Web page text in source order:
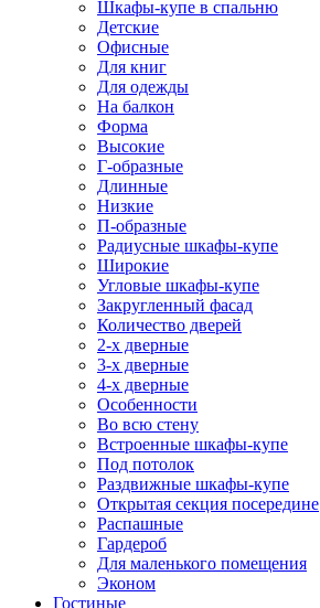
Шкафы-купе в спальню
Детские
Офисные
Для книг
Для одежды
На балкон
Форма
Высокие
Г-образные
Длинные
Низкие
П-образные
Радиусные шкафы-купе
Широкие
Угловые шкафы-купе
Закругленный фасад
Количество дверей
2-х дверные
3-х дверные
4-х дверные
Особенности
Во всю стену
Встроенные шкафы-купе
Под потолок
Раздвижные шкафы-купе
Открытая секция посередине
Распашные
Гардероб
Для маленького помещения
Эконом
Гостиные